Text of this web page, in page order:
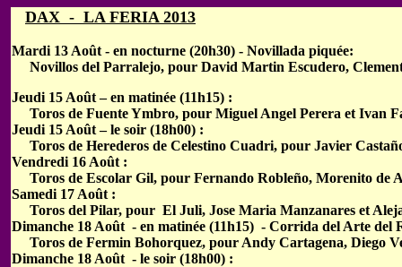
DAX - LA FERIA 2013
Mardi 13 Août - en nocturne (20h30) - Novillada piquée:
Novillos del Parralejo, pour David Martin Escudero,
Jeudi 15 Août – en matinée (11h15) :
Toros de Fuente Ymbro, pour Miguel Angel Perera et Ivan
Jeudi 15 Août – le soir (18h00) :
Toros de Herederos de Celestino Cuadri, pour Javier
Vendredi 16 Août :
Toros de Escolar Gil, pour Fernando Robleño, Morenito de
Samedi 17 Août :
Toros del Pilar, pour El Juli, Jose Maria Manzanares et
Dimanche 18 Août - en matinée (11h15) - Corrida del Arte del
Toros de Fermin Bohorquez, pour Andy Cartagena, Diego
Dimanche 18 Août - le soir (18h00) :